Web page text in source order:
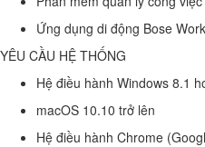
Ứng dụng di động Bose
YÊU CẦU HỆ THỐNG
Hệ điều hành Windows 8.1
macOS 10.10 trở lên
Hệ điều hành Chrome